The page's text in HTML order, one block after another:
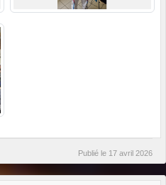
Publié le 17 avril 2026